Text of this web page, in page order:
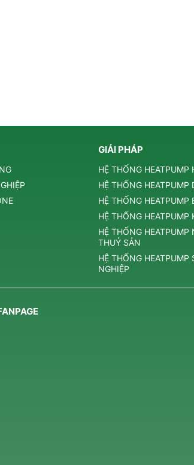
GIẢI PHÁP
HỆ THỐNG HEATPUMP
HỆ THỐNG HEATPUMP
HỆ THỐNG HEATPUMP
HỆ THỐNG HEATPUMP
HỆ THỐNG HEATPUMP
THUỶ SẢN
HỆ THỐNG HEATPUMP
NGHIỆP